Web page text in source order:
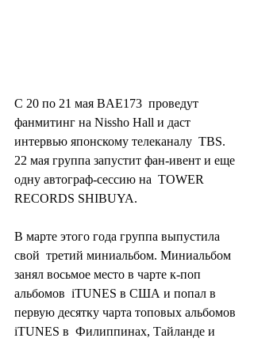
С 20 по 21 мая BAE173  проведут
фанмитинг на Nissho Hall и даст
интервью японскому телеканалу  TBS.
22 мая группа запустит фан-ивент и еще
одну автограф-сессию на  TOWER
RECORDS SHIBUYA.
В марте этого года группа выпустила
свой  третий миниальбом. Миниальбом
занял восьмое место в чарте к-поп
альбомов  iTUNES в США и попал в
первую десятку чарта топовых альбомов
iTUNES в  Филиппинах, Тайланде и